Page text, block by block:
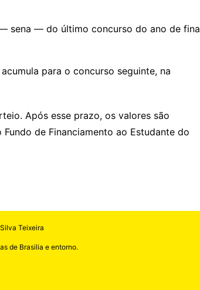
sena — do último concurso do ano de
para o concurso seguinte, na
Após esse prazo, os valores são
de Financiamento ao Estudante do
Teixeira
de Brasilia e entorno.